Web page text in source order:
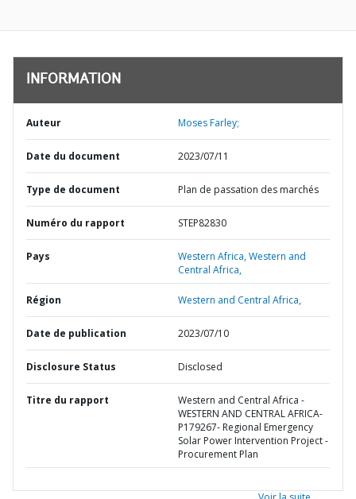
INFORMATION
Auteur Moses Farley;
Date du document 2023/07/11
Type de document Plan de passation des marchés
Numéro du rapport STEP82830
Pays Western Africa,Western and
Central Africa,
Région Western and Central Africa,
Date de publication 2023/07/10
Disclosure Status Disclosed
Titre du rapport
Western and Central Africa -
WESTERN AND CENTRAL AFRICA-
P179267- Regional Emergency
Solar Power Intervention Project -
Procurement Plan